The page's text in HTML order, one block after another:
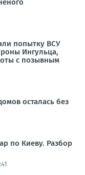
попытку ВСУ
Ингульца,
с позывным
осталась без
по Киеву. Разбор